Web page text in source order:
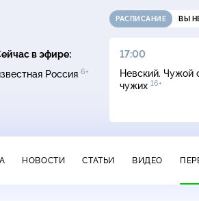
в эфире:
Россия 6+
РАСПИСАНИЕ ВЫ
17:00
Невский. Чужой
чужих 16+
НОВОСТИ СТАТЬИ ВИДЕО